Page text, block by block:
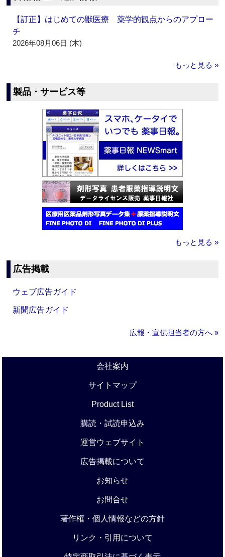
【訂正】はじめての獣医療 薬学的観点からのアプロー
チ
2026年08月06日 (木)
もっと見る »
製品・サービス等
もっと見る »
広告掲載
ウェブ広告ガイド
新聞広告ガイド
広報・宣伝担当者の方へ »
会社案内
サイトマップ
Product List
購読・試読申込み
運営ウェブサイト
広告掲載について
お知らせ
お問合せ
著作権・個人情報などの方針
リンク・引用について